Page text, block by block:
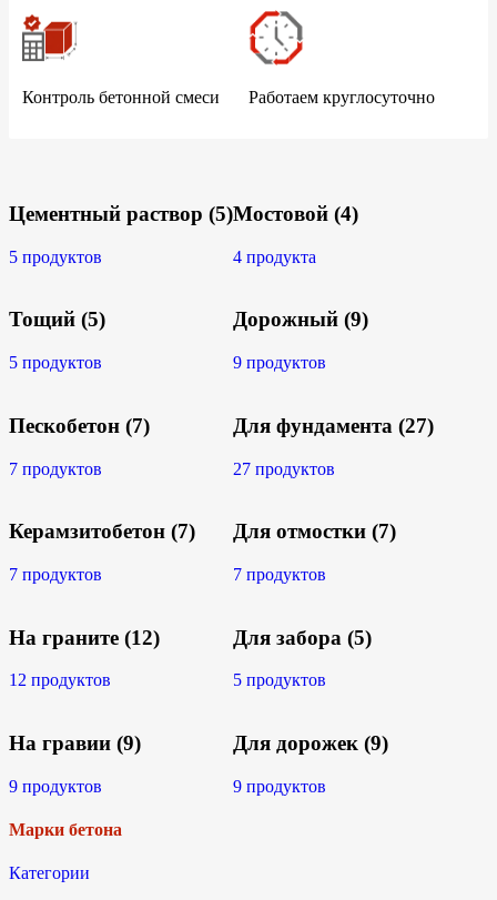
Контроль бетонной смеси Работаем круглосуточно
Цементный раствор (5)
5 продуктов
Тощий (5)
5 продуктов
Пескобетон (7)
7 продуктов
Керамзитобетон (7)
7 продуктов
На граните (12)
12 продуктов
На гравии (9)
9 продуктов
Мостовой (4)
4 продукта
Дорожный (9)
9 продуктов
Для фундамента (27)
27 продуктов
Для отмостки (7)
7 продуктов
Для забора (5)
5 продуктов
Для дорожек (9)
9 продуктов
Марки бетона
Категории